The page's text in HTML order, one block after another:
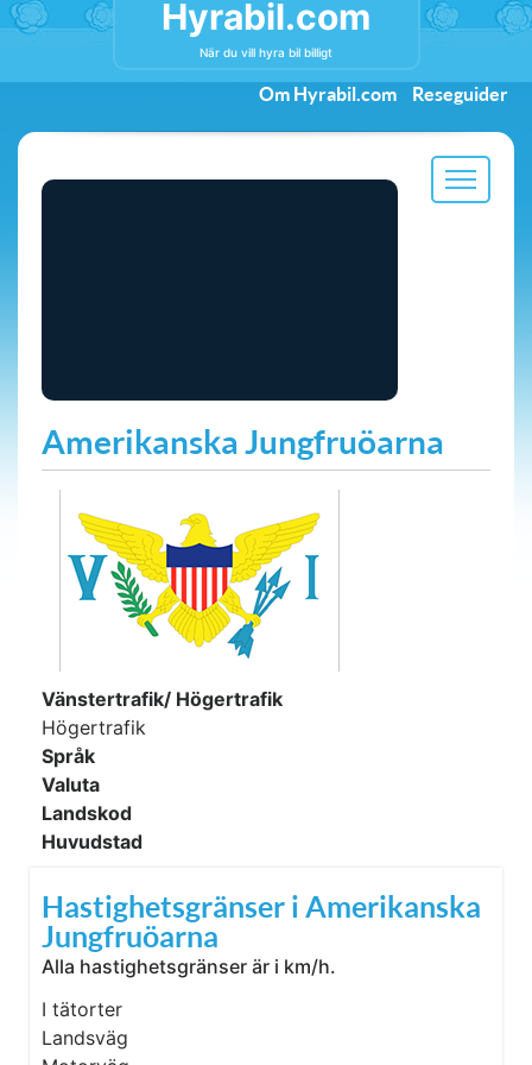
Hyrabil.com
När du vill hyra bil billigt
Om Hyrabil.com Reseguider
Amerikanska Jungfruöarna
Vänstertrafik/ Högertrafik
Högertrafik
Språk
Valuta
Landskod
Huvudstad
Hastighetsgränser i Amerikanska
Jungfruöarna
Alla hastighetsgränser är i km/h.
I tätorter
Landsväg